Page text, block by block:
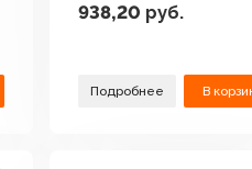
Ideal Standard
938,20 руб.
Подробнее В